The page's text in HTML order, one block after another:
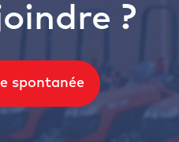
?
spontanée